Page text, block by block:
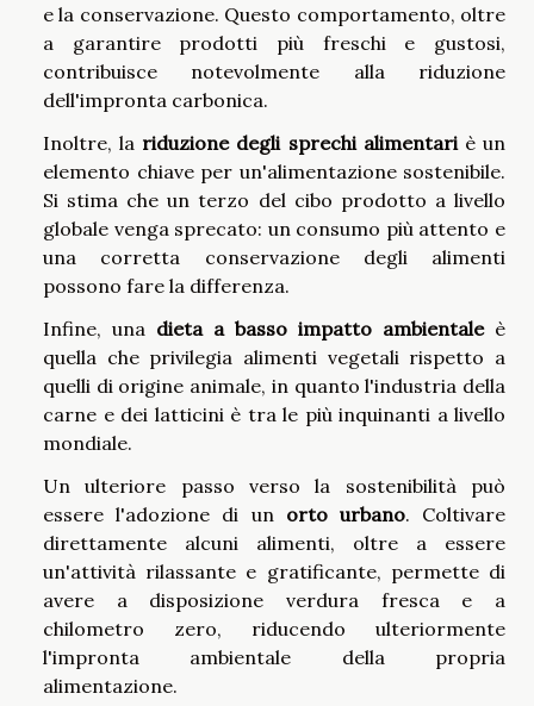
e la conservazione. Questo comportamento, oltre
a garantire prodotti più freschi e gustosi,
contribuisce notevolmente alla riduzione
dell'impronta carbonica.
Inoltre, la riduzione degli sprechi alimentariè un
elemento chiave per un'alimentazione sostenibile.
Si stima che un terzo del cibo prodotto a livello
globale venga sprecato: un consumo più attento e
una corretta conservazione degli alimenti
possono fare la differenza.
Infine, una dieta a basso impatto ambientaleè
quella che privilegia alimenti vegetali rispetto a
quelli di origine animale, in quanto l'industria della
carne e dei latticini è tra le più inquinanti a livello
mondiale.
Un ulteriore passo verso la sostenibilità può
essere l'adozione di un orto urbano. Coltivare
direttamente alcuni alimenti, oltre a essere
un'attività rilassante e gratificante, permette di
avere a disposizione verdura fresca e a
chilometro zero, riducendo ulteriormente
l'impronta ambientale della propria
alimentazione.